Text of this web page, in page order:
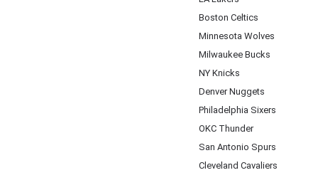
Boston Celtics
Minnesota Wolves
Milwaukee Bucks
NY Knicks
Denver Nuggets
Philadelphia Sixers
OKC Thunder
San Antonio Spurs
Cleveland Cavaliers